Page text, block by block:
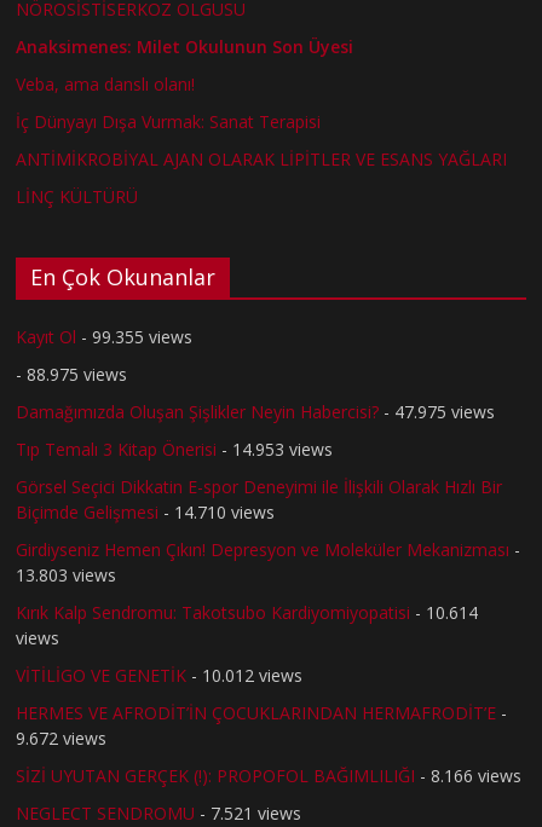
NÖROSİSTİSERKOZ OLGUSU
Anaksimenes: Milet Okulunun Son Üyesi
Veba, ama danslı olanı!
İç Dünyayı Dışa Vurmak: Sanat Terapisi
ANTİMİKROBİYAL AJAN OLARAK LİPİTLER VE ESANS YAĞLARI
LİNÇ KÜLTÜRÜ
En Çok Okunanlar
Kayıt Ol - 99.355 views
- 88.975 views
Damağımızda Oluşan Şişlikler Neyin Habercisi? - 47.975 views
Tıp Temalı 3 Kitap Önerisi - 14.953 views
Görsel Seçici Dikkatin E-spor Deneyimi ile İlişkili Olarak Hızlı Bir
Biçimde Gelişmesi - 14.710 views
Girdiyseniz Hemen Çıkın! Depresyon ve Moleküler Mekanizması -
13.803 views
Kırık Kalp Sendromu: Takotsubo Kardiyomiyopatisi - 10.614
views
VİTİLİGO VE GENETİK - 10.012 views
HERMES VE AFRODİT’İN ÇOCUKLARINDAN HERMAFRODİT’E -
9.672 views
SİZİ UYUTAN GERÇEK (!): PROPOFOL BAĞIMLILIĞI - 8.166 views
NEGLECT SENDROMU - 7.521 views